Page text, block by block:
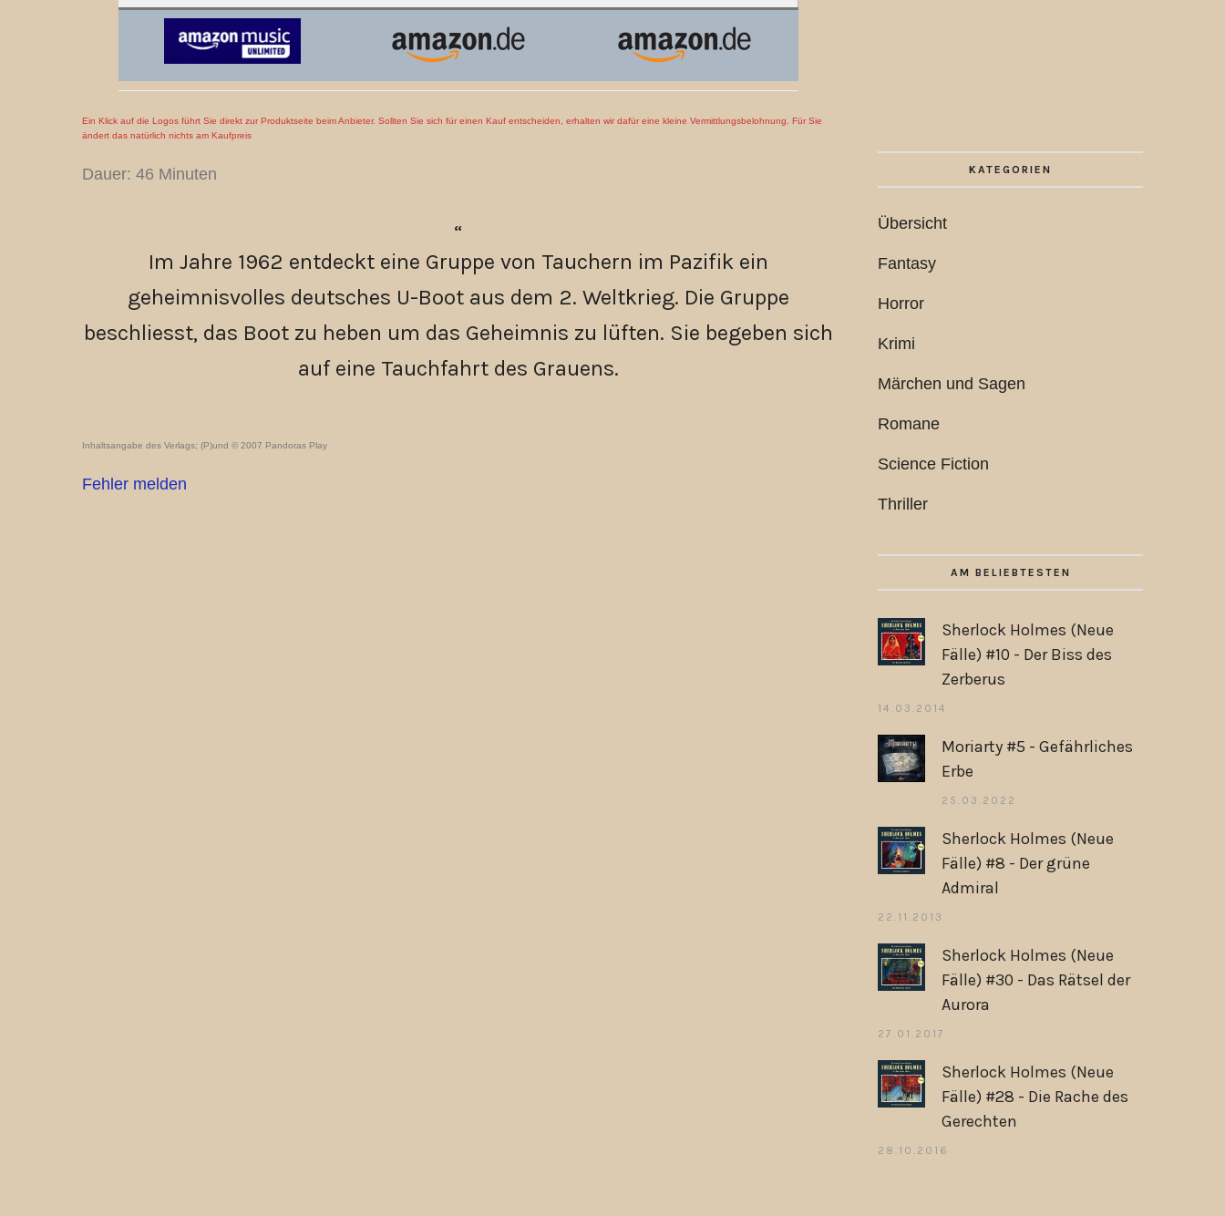
Ein Klick auf die Logos führt Sie direkt zur Produktseite beim Anbieter. Sollten Sie sich für einen Kauf entscheiden, erhalten wir dafür eine kleine Vermittlungsbelohnung. Für Sie
ändert das natürlich nichts am Kaufpreis
Dauer: 46 Minuten
Im Jahre 1962 entdeckt eine Gruppe von Tauchern im Pazifik ein
geheimnisvolles deutsches U-Boot aus dem 2. Weltkrieg. Die Gruppe
beschliesst, das Boot zu heben um das Geheimnis zu lüften. Sie begeben sich
auf eine Tauchfahrt des Grauens.
Inhaltsangabe des Verlags; (P)und © 2007 Pandoras Play
Fehler melden
KATEGORIEN
Übersicht
Fantasy
Horror
Krimi
Märchen und Sagen
Romane
Science Fiction
Thriller
AM BELIEBTESTEN
Sherlock Holmes (Neue
Fälle) #10 - Der Biss des
Zerberus
14.03.2014
Moriarty #5 - Gefährliches
Erbe
25.03.2022
Sherlock Holmes (Neue
Fälle) #8 - Der grüne
Admiral
22.11.2013
Sherlock Holmes (Neue
Fälle) #30 - Das Rätsel der
Aurora
27.01.2017
Sherlock Holmes (Neue
Fälle) #28 - Die Rache des
Gerechten
28.10.2016